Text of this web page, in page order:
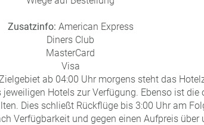
Zusatzinfo: American Express
Diners Club
MasterCard
Visa
ab 04:00 Uhr morgens steht das
Hotels zur Verfügung. Ebenso ist die
Dies schließt Rückflüge bis 3:00 Uhr am
Verfügbarkeit und gegen einen Aufpreis über